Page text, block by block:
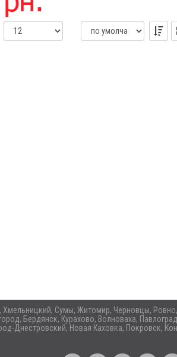
Хмельницкий, Сумы, Житомир, Черновцы,
Бердянск, Курахово, Волноваха,
Днестровский, Новая Каховка, Покровск,